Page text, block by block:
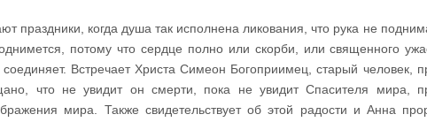
праздники, когда душа так исполнена ликования, что рука не
потому что сердце полно или скорби, или священного
соединяет. Встречает Христа Симеон Богоприимец, старый
что не увидит он смерти, пока не увидит Спасителя мира,
мира. Также свидетельствует об этой радости и Анна